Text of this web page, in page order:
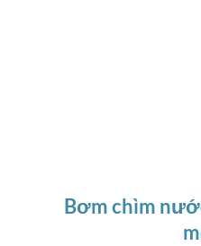
Bơm chìm